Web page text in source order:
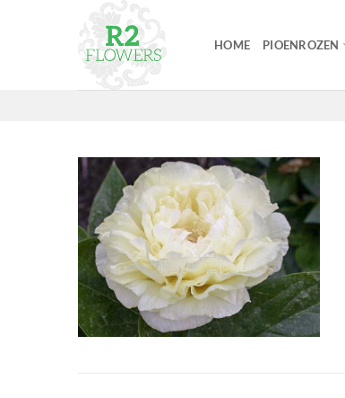
HOME PIOENROZEN